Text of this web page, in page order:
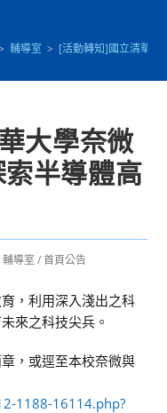
輔導室 > [活動轉知]國立清華大
大學奈微
半導體高
輔導室 / 首頁公告
，利用深入淺出之科
來之科技尖兵。
，或逕至本校奈微與
1188-16114.php?